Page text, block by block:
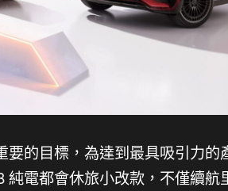
的目標，為達到最具吸引力的
純電都會休旅小改款，不僅續航